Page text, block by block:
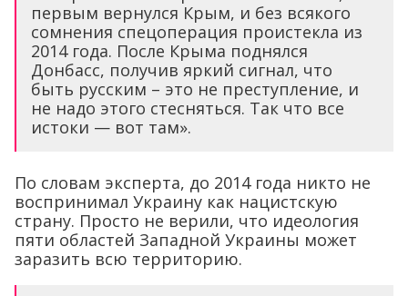
первым вернулся Крым, и без всякого
сомнения спецоперация проистекла из
2014 года. После Крыма поднялся
Донбасс, получив яркий сигнал, что
быть русским – это не преступление, и
не надо этого стесняться. Так что все
истоки — вот там».
По словам эксперта, до 2014 года никто не
воспринимал Украину как нацистскую
страну. Просто не верили, что идеология
пяти областей Западной Украины может
заразить всю территорию.